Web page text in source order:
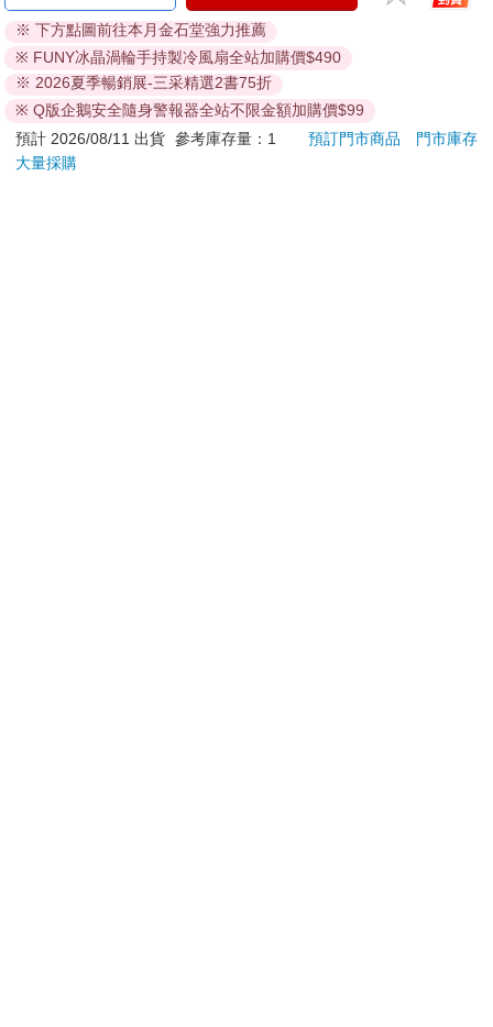
ATM提款機，請不要聽從指示，以免受騙上當！
退換貨須知：
**提醒您，鑑賞期不等於試用期，退回商品須為全新狀態**
依據「消費者保護法」第19條及行政院消費者保護處公告之
「通訊交易解除權合理例外情事適用準則」，以下商品購買
後，除商品本身有瑕疵外，將不提供7天的猶豫期：
※ 下方點圖前往本月金石堂強力推薦
※ FUNY冰晶渦輪手持製冷風扇全站加購價$490
※ 2026夏季暢銷展-三采精選2書75折
※ Q版企鵝安全隨身警報器全站不限金額加購價$99
預計 2026/08/11 出貨 參考庫存量：1 預訂門市商品
門市庫存
大量採購